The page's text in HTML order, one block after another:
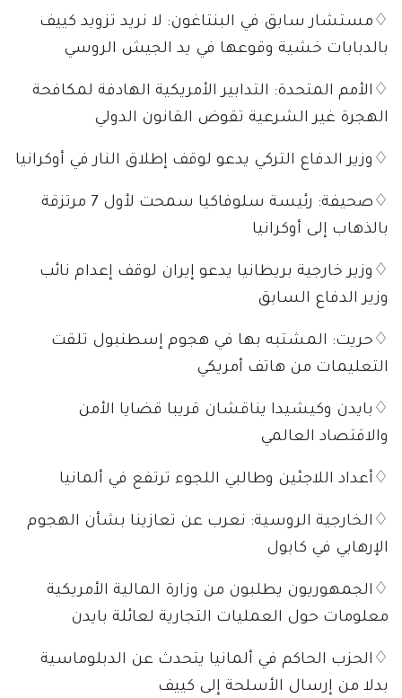
♢مستشار سابق في البنتاغون: لا نريد تزويد كييف
بالدبابات خشية وقوعها في يد الجيش الروسي
♢الأمم المتحدة: التدابير الأمريكية الهادفة لمكافحة
الهجرة غير الشرعية تقوض القانون الدولي
♢وزير الدفاع التركي يدعو لوقف إطلاق النار في أوكرانيا
♢صحيفة: رئيسة سلوفاكيا سمحت لأول 7 مرتزقة
بالذهاب إلى أوكرانيا
♢وزير خارجية بريطانيا يدعو إيران لوقف إعدام نائب
وزير الدفاع السابق
♢حريت: المشتبه بها في هجوم إسطنبول تلقت
التعليمات من هاتف أمريكي
♢بايدن وكيشيدا يناقشان قريبا قضايا الأمن
والاقتصاد العالمي
♢أعداد اللاجئين وطالبي اللجوء ترتفع في ألمانيا
♢الخارجية الروسية: نعرب عن تعازينا بشأن الهجوم
الإرهابي في كابول
♢الجمهوريون يطلبون من وزارة المالية الأمريكية
معلومات حول العمليات التجارية لعائلة بايدن
♢الحزب الحاكم في ألمانيا يتحدث عن الدبلوماسية
بدلا من إرسال الأسلحة إلى كييف